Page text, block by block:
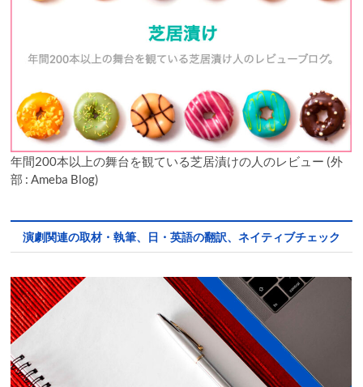
年間200本以上の舞台を観ている芝居漬けの人のレビュー (外
部 : Ameba Blog)
演劇関連の取材・執筆、日・英語の翻訳、ネイティブチェック